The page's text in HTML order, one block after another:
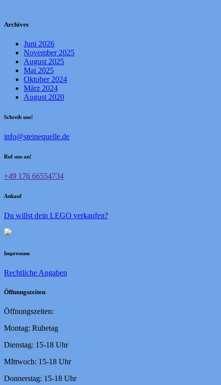
Archives
Juni 2026
November 2025
August 2025
Mai 2025
Oktober 2024
März 2024
August 2020
Schreib uns!
info@steinequelle.de
Ruf uns an!
+49 176 66554734
Ankauf
Du willst dein LEGO verkaufen?
Impressum
Rechtliche Angaben
Öffnungszeiten
Öffnungszeiten:
Montag: Ruhetag
Dienstag: 15-18 Uhr
MIttwoch: 15-18 Uhr
Donnerstag: 15-18 Uhr